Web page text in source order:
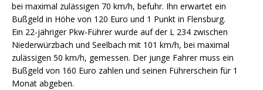
bei maximal zulässigen 70 km/h, befuhr. Ihn erwartet ein
Bußgeld in Höhe von 120 Euro und 1 Punkt in Flensburg.
Ein 22-jähriger Pkw-Führer wurde auf der L 234 zwischen
Niederwürzbach und Seelbach mit 101 km/h, bei maximal
zulässigen 50 km/h, gemessen. Der junge Fahrer muss ein
Bußgeld von 160 Euro zahlen und seinen Führerschein für 1
Monat abgeben.